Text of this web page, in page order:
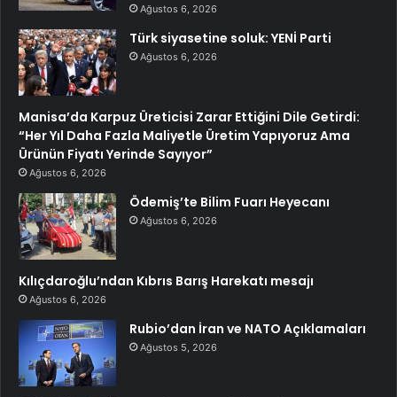
Ağustos 6, 2026
Türk siyasetine soluk: YENİ Parti
Ağustos 6, 2026
Manisa’da Karpuz Üreticisi Zarar Ettiğini Dile Getirdi:
“Her Yıl Daha Fazla Maliyetle Üretim Yapıyoruz Ama
Ürünün Fiyatı Yerinde Sayıyor”
Ağustos 6, 2026
Ödemiş’te Bilim Fuarı Heyecanı
Ağustos 6, 2026
Kılıçdaroğlu’ndan Kıbrıs Barış Harekatı mesajı
Ağustos 6, 2026
Rubio’dan İran ve NATO Açıklamaları
Ağustos 5, 2026